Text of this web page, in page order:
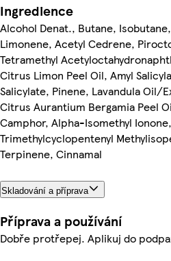
Ingredience
Alcohol Denat., Butane,
Limonene, Acetyl Cedrene,
Tetramethyl
Citrus Limon Peel Oil, Amyl
Salicylate, Pinene, Lavandula Oil/
Citrus Aurantium Bergamia Peel
Camphor, Alpha-Isomethyl
Trimethylcyclopentenyl
Terpinene, Cinnamal
Skladování a příprava
Příprava a používání
Dobře protřepej. Aplikuj do